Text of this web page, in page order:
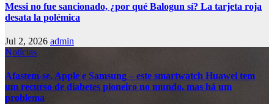
Messi no fue sancionado, ¿por qué Balogun sí? La tarjeta roja
desata la polémica
Jul 2, 2026 admin
Notícias
Afastem-se, Apple e Samsung – este smartwatch Huawei tem
um recurso de diabetes pioneiro no mundo, mas há um
problema